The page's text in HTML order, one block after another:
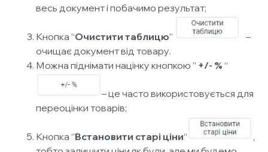
весь документ і побачимо результат;
Кнопка “Очистити таблицю”
–
очищає документ від товару.
Можна піднімати націнку кнопкою ” +/- % “
– це часто використовується для
переоцінки товарів;
Кнопка “Встановити старі ціни“
,